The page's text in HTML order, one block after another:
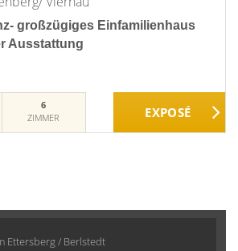
großzügiges Einfamilienhaus
Ausstattung
6
ZIMMER
Ettersberg / Berlstedt